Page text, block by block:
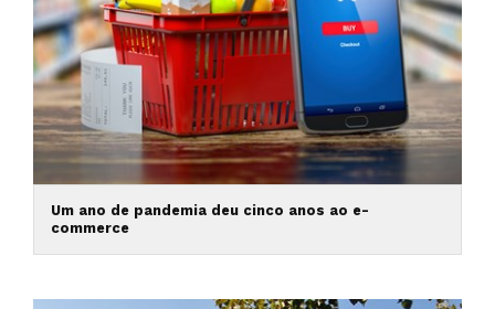
Um ano de pandemia deu cinco anos ao e-
commerce